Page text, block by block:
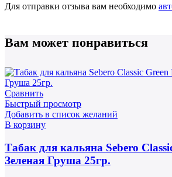
Для отправки отзыва вам необходимо
Вам может понравиться
Сравнить
Быстрый просмотр
Добавить в список желаний
В корзину
Табак для кальяна Sebero
Зеленая Груша 25гр.